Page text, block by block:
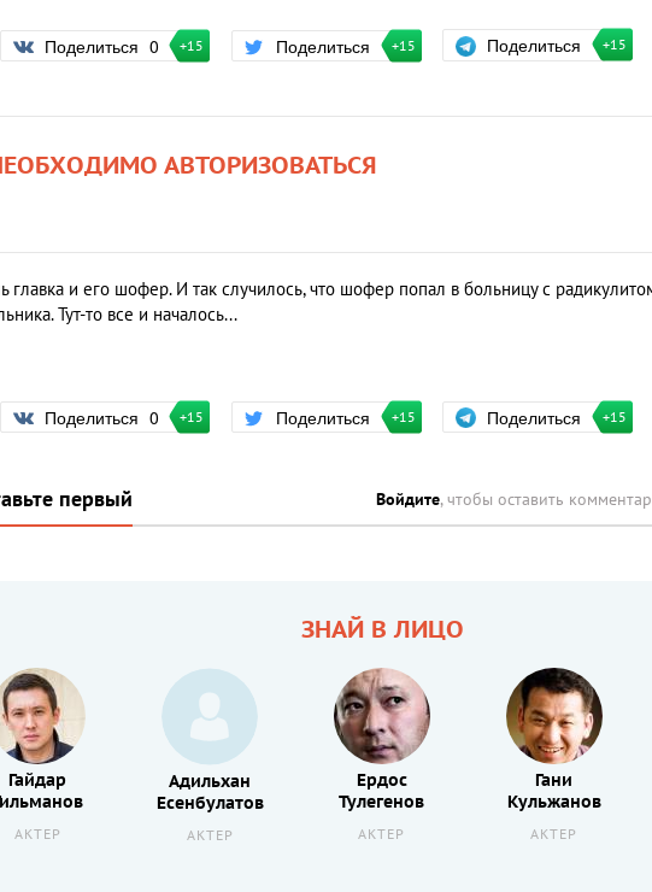
Поделиться 0 +15 Поделиться +15 Поделиться +15
АВТОРИЗОВАТЬСЯ
главка и его шофер. И так случилось, что шофер попал в больницу с
Тут-то все и началось...
Поделиться 0 +15 Поделиться +15 Поделиться +15
первый Войдите, чтобы оставить
ЗНАЙ В ЛИЦО
Гайдар
АКТЕР
Адильхан
Есенбулатов
АКТЕР
Ердос
Тулегенов
АКТЕР
Гани
Кульжанов
АКТЕР